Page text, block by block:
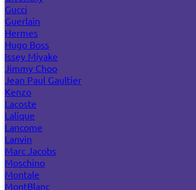
Gucci
Guerlain
Hermes
Hugo Boss
Issey Miyake
Jimmy Choo
Jean Paul Gaultier
Kenzo
Lacoste
Lalique
Lancome
Lanvin
Marc Jacobs
Moschino
Montale
MontBlanc